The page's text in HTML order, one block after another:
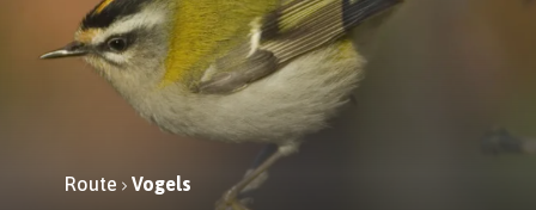
Route Vogels